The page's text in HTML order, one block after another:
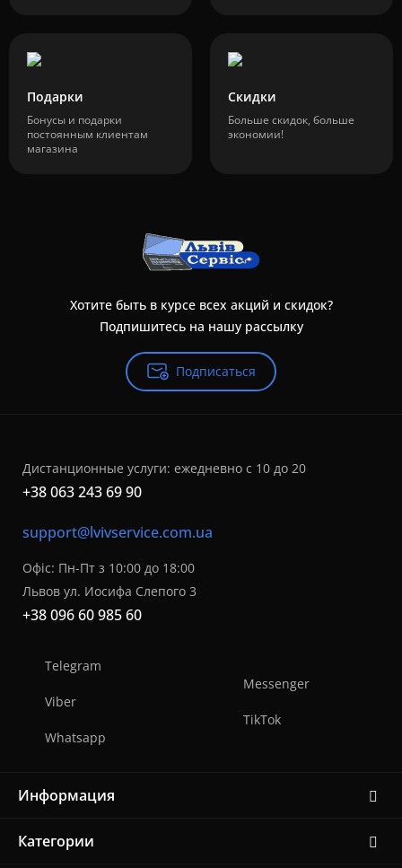
Подарки
Бонусы и подарки
постоянным клиентам
магазина
Скидки
Больше скидок, больше
экономии!
Хотите быть в курсе всех акций и скидок?
Подпишитесь на нашу рассылку
Подписаться
Дистанционные услуги: ежедневно с 10 до 20
+38 063 243 69 90
support@lvivservice.com.ua
Офіс: Пн-Пт з 10:00 до 18:00
Львов ул. Иосифа Слепого 3
+38 096 60 985 60
Telegram
Viber
Whatsapp
Messenger
TikTok
Информация
Категории